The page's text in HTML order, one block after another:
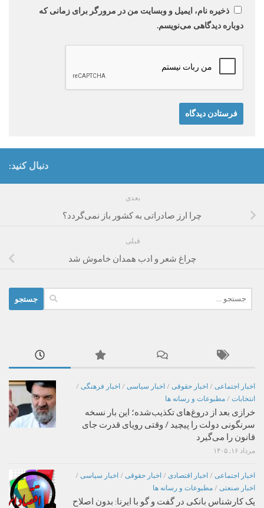
ذخیره نام، ایمیل و وبسایت من در مرورگر برای زمانی که
دوباره دیدگاهی می‌نویسم.
دنبال کنید:
بعدی
چرا ارز صادراتی به کشور باز نمی‌گردد؟
قبلی
چراغ شعر و ادب همدان خاموش شد
برای:
اخبار اجتماعی / اخبار حقوقی / اخبار سیاسی / اخبار فرهنگی /
انتخابات / مطبوعات و رسانه ها
خرازی بعد از دروغ‌های تکذیب‌شده؛ این بار نسخه
سرنگونی دولت را پیچید / وقتی رویای قدرت جای
قانون را می‌گیرد
مرداد ۱۶, ۱۴۰۵
اخبار اجتماعی / اخبار اقتصادی / اخبار حقوقی / اخبار سیاسی /
اخبار صنعتی / مطبوعات و رسانه ها
یک کارشناس بانکی در گفت و گو با ایرنا: بدون اصلاح